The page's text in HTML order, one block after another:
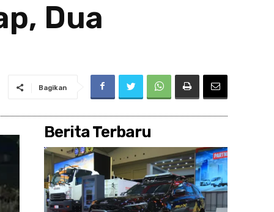
Dua
Bagikan
Berita Terbaru